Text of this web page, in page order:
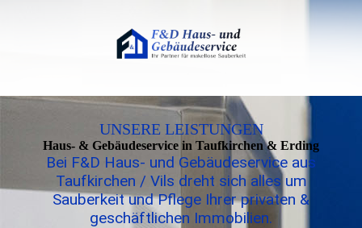
UNSERE LEISTUNGEN
Haus- & Gebäudeservice in Taufkirchen & Erding
Bei F&D Haus- und Gebäudeservice aus
Taufkirchen / Vils dreht sich alles um
Sauberkeit und Pflege Ihrer privaten &
geschäftlichen Immobilien.